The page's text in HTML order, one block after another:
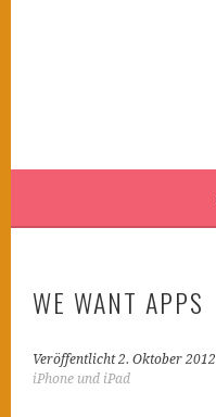
WE WANT APPS
Veröffentlicht2. Oktober 2012
iPhone und iPad